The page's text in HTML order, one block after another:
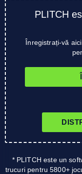
PLITCH
Înregistrați-vă
* PLITCH este un
trucuri pentru 5800+